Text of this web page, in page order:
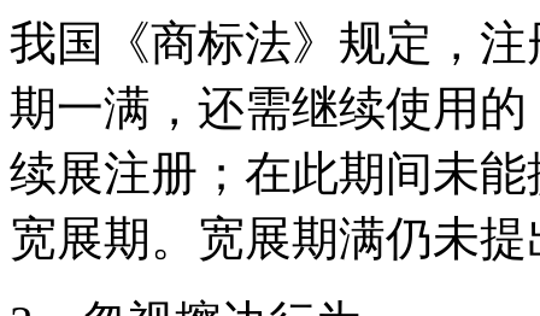
我国《商标法》规定，
期一满，还需继续使用
续展注册；在此期间未
宽展期。宽展期满仍未